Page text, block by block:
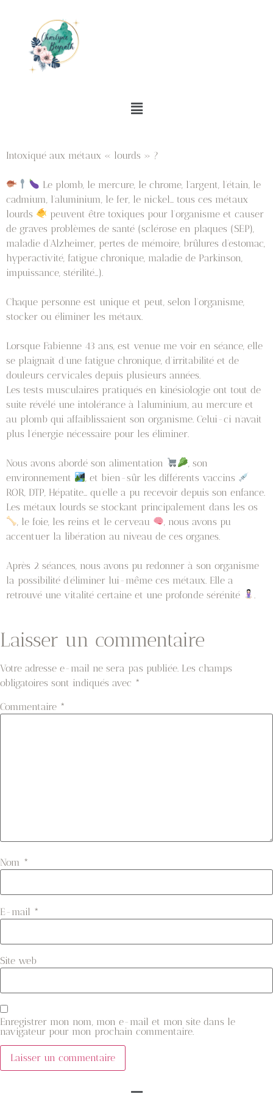
Intoxiqué aux métaux « lourds » ?
Le plomb, le mercure, le chrome, l’argent, l’étain, le
cadmium, l’aluminium, le fer, le nickel… tous ces métaux
lourds
peuvent être toxiques pour l’organisme et causer
de graves problèmes de santé (sclérose en plaques (SEP),
maladie d’Alzheimer, pertes de mémoire, brûlures d’estomac,
hyperactivité, fatigue chronique, maladie de Parkinson,
impuissance, stérilité…).
Chaque personne est unique et peut, selon l’organisme,
stocker ou éliminer les métaux.
Lorsque Fabienne 43 ans, est venue me voir en séance, elle
se plaignait d’une fatigue chronique, d’irritabilité et de
douleurs cervicales depuis plusieurs années.
Les tests musculaires pratiqués en kinésiologie ont tout de
suite révélé une intolérance à l’aluminium, au mercure et
au plomb qui affaiblissaient son organisme. Celui-ci n’avait
plus l’énergie nécessaire pour les éliminer.
Nous avons abordé son alimentation
, son
environnement
, et bien-sûr les différents vaccins
ROR, DTP, Hépatite… qu’elle a pu recevoir depuis son enfance.
Les métaux lourds se stockant principalement dans les os
, le foie, les reins et le cerveau
, nous avons pu
accentuer la libération au niveau de ces organes.
Après 2 séances, nous avons pu redonner à son organisme
la possibilité d’éliminer lui-même ces métaux. Elle a
retrouvé une vitalité certaine et une profonde sérénité
Laisser un commentaire
Votre adresse e-mail ne sera pas publiée. Les champs
obligatoires sont indiqués avec *
Commentaire *
Nom *
E-mail *
Site web
Enregistrer mon nom, mon e-mail et mon site dans le
navigateur pour mon prochain commentaire.